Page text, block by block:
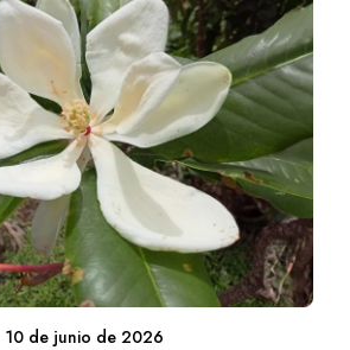
10 de junio de 2026